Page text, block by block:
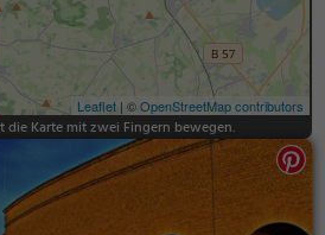
Leaflet| ©OpenStreetMap contributors
die Karte mit zwei Fingern bewegen.